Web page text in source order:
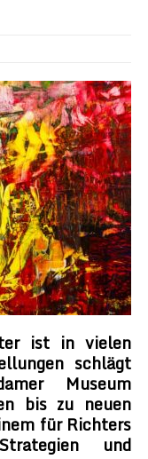
ist in vielen
schlägt
Museum
bis zu neuen
für Richters
und